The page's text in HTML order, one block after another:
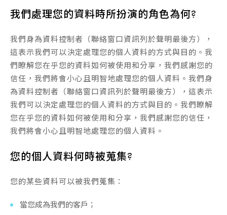
我們處理您的資料時所扮演的角色為何?
我們身為資料控制者（聯絡窗口資訊列於聲明最後方），
這表示我們可以決定處理您的個人資料的方式與目的。我
們瞭解您在乎您的資料如何被使用和分享，我們感謝您的
信任，我們將會小心且明智地處理您的個人資料。我們身
為資料控制者（聯絡窗口資訊列於聲明最後方），這表示
我們可以決定處理您的個人資料的方式與目的。我們瞭解
您在乎您的資料如何被使用和分享，我們感謝您的信任，
我們將會小心且明智地處理您的個人資料。
您的個人資料何時被蒐集?
您的某些資料可以被我們蒐集：
當您成為我們的客戶；